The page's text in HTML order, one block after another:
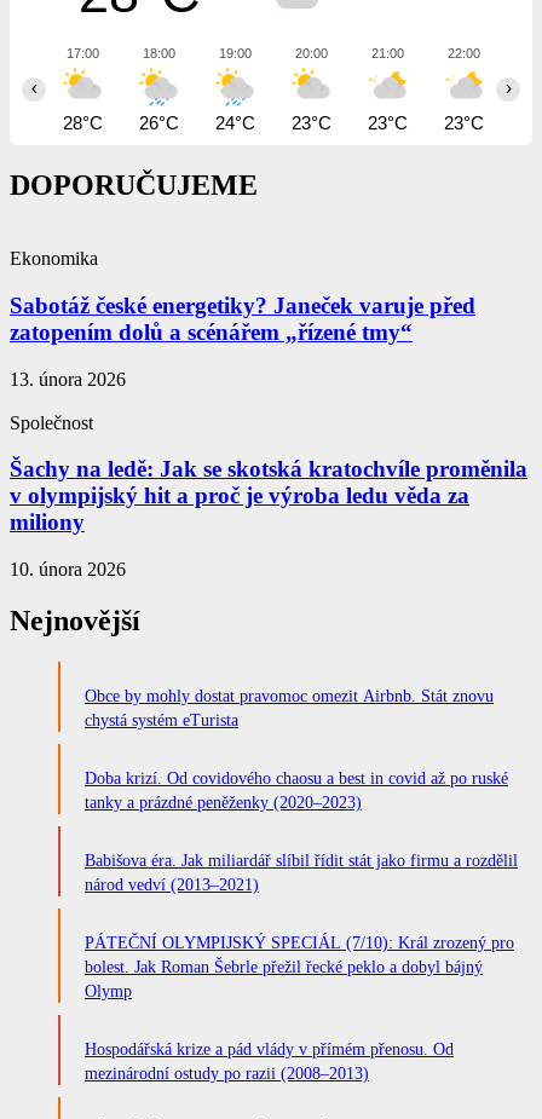
17:00
28°C
18:00
26°C
19:00
24°C
20:00
23°C
21:00
23°C
22:00
23°C
‹ ›
DOPORUČUJEME
Ekonomika
Sabotáž české energetiky? Janeček varuje před
zatopením dolů a scénářem „řízené tmy“
13. února 2026
Společnost
Šachy na ledě: Jak se skotská kratochvíle proměnila
v olympijský hit a proč je výroba ledu věda za
miliony
10. února 2026
Nejnovější
Obce by mohly dostat pravomoc omezit Airbnb. Stát znovu
chystá systém eTurista
Doba krizí. Od covidového chaosu a best in covid až po ruské
tanky a prázdné peněženky (2020–2023)
Babišova éra. Jak miliardář slíbil řídit stát jako firmu a rozdělil
národ vedví (2013–2021)
PÁTEČNÍ OLYMPIJSKÝ SPECIÁL (7/10): Král zrozený pro
bolest. Jak Roman Šebrle přežil řecké peklo a dobyl bájný
Olymp
Hospodářská krize a pád vlády v přímém přenosu. Od
mezinárodní ostudy po razii (2008–2013)